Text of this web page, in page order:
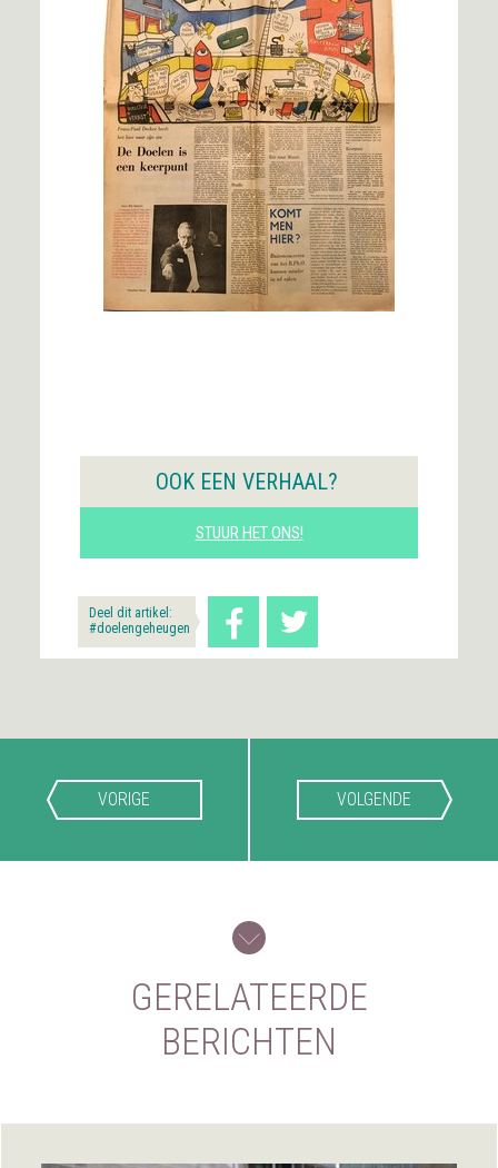
OOK EEN VERHAAL?
STUUR HET ONS!
Deel dit artikel:
#doelengeheugen
VORIGE VOLGENDE
GERELATEERDE
BERICHTEN